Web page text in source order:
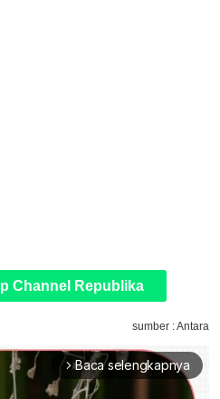
Channel Republika
sumber : Antara
arrow_forward_ios Baca selengkapnya